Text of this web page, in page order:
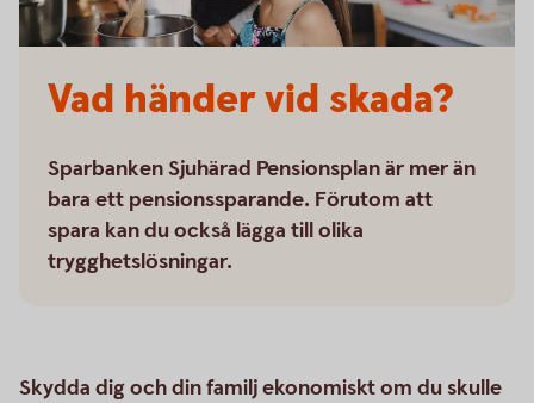
Vad händer vid skada?
Sparbanken Sjuhärad Pensionsplan är mer än
bara ett pensionssparande. Förutom att
spara kan du också lägga till olika
trygghetslösningar.
Skydda dig och din familj ekonomiskt om du skulle